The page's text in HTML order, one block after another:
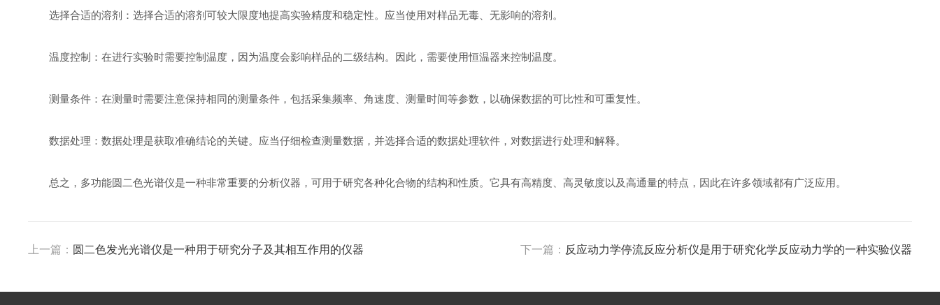
选择合适的溶剂：选择合适的溶剂可较大限度地提高实验精度和稳定性。应当使用对样品无毒、无影响的溶剂。
温度控制：在进行实验时需要控制温度，因为温度会影响样品的二级结构。因此，需要使用恒温器来控制温度。
测量条件：在测量时需要注意保持相同的测量条件，包括采集频率、角速度、测量时间等参数，以确保数据的可比性和可重复性。
数据处理：数据处理是获取准确结论的关键。应当仔细检查测量数据，并选择合适的数据处理软件，对数据进行处理和解释。
总之，多功能圆二色光谱仪是一种非常重要的分析仪器，可用于研究各种化合物的结构和性质。它具有高精度、高灵敏度以及高通量的特点，因此在许多领域都有广泛应用。
上一篇： 圆二色发光光谱仪是一种用于研究分子及其相互作用的仪器 下一篇： 反应动力学停流反应分析仪是用于研究化学反应动力学的一种实验仪器